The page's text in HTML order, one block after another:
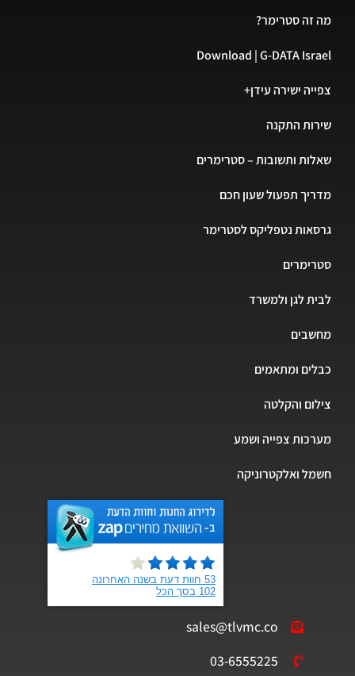
מה זה סטרימר?
Download | G-DATA Israel
צפייה ישירה עידן+
שירות התקנה
שאלות ותשובות – סטרימרים
מדריך תפעול שעון חכם
גרסאות נטפליקס לסטרימר
סטרימרים
לבית לגן ולמשרד
מחשבים
כבלים ומתאמים
צילום והקלטה
מערכות צפייה ושמע
חשמל ואלקטרוניקה
sales@tlvmc.co
03-6555225